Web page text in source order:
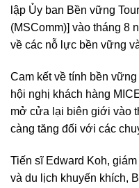
lập Ủy ban Bền vững
(MSComm)] vào tháng 8
về các nỗ lực bền vững
Cam kết về tính bền
hội nghị khách hàng
mở cửa lại biên giới vào
càng tăng đối với các
Tiến sĩ Edward Koh,
và du lịch khuyến khích,